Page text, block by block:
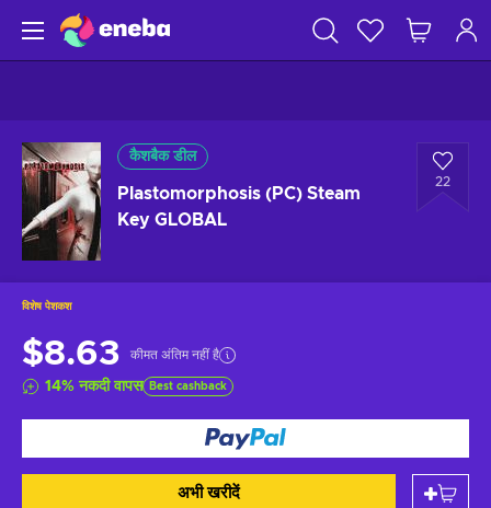
कैशबैक डील
Plastomorphosis (PC) Steam
Key GLOBAL
22
विशेष पेशकश
$8.63 कीमत अंतिम नहीं है
14%नकदी वापस Best cashback
अभी खरीदें